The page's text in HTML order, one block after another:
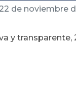
de noviembre
y transparente,